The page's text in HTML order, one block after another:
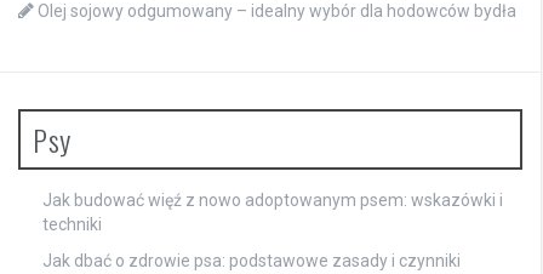
Olej sojowy odgumowany – idealny wybór dla hodowców bydła
Psy
Jak budować więź z nowo adoptowanym psem: wskazówki i
techniki
Jak dbać o zdrowie psa: podstawowe zasady i czynniki